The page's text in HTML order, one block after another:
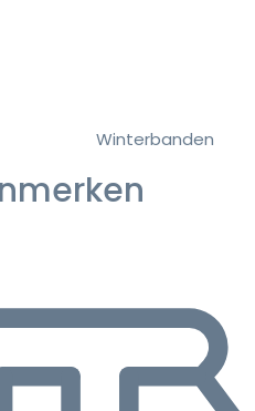
Winterbanden